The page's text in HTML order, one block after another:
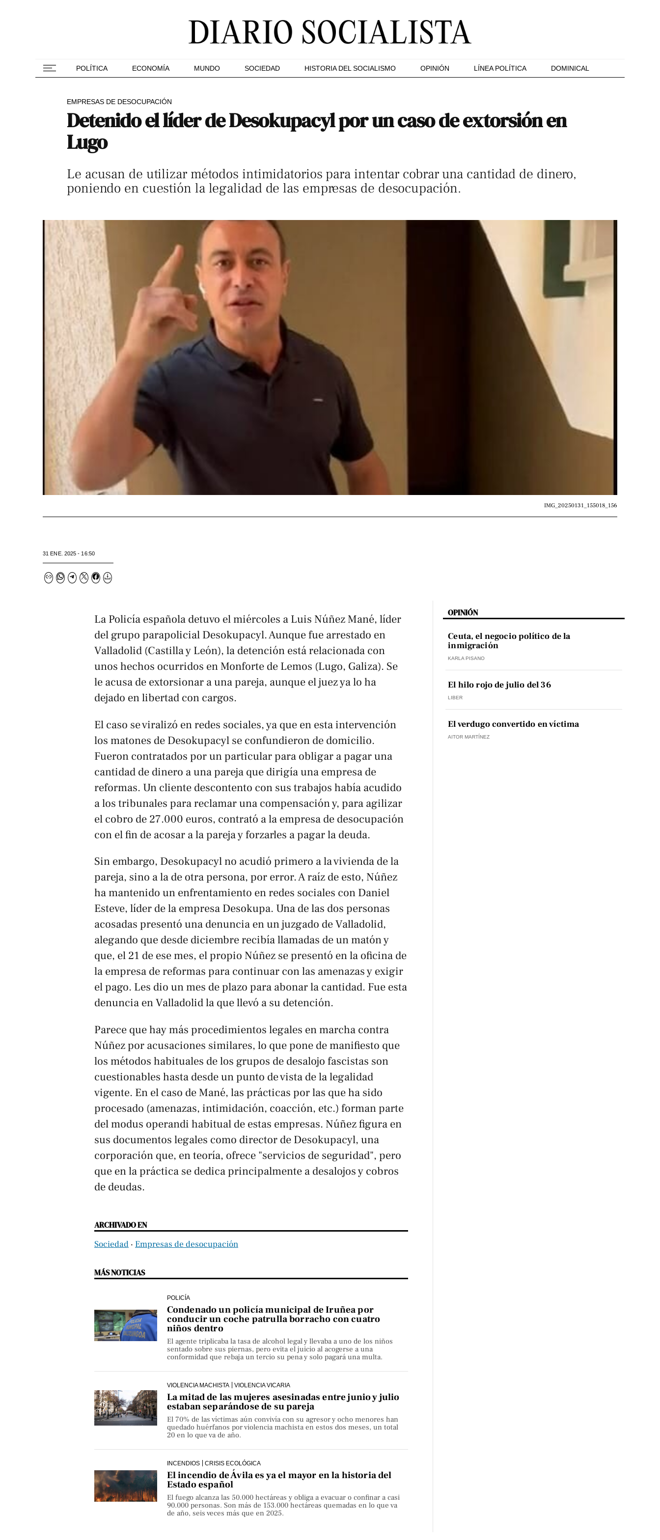
POLÍTICA ECONOMÍA MUNDO SOCIEDAD HISTORIA DEL SOCIALISMO OPINIÓN LÍNEA POLÍTICA DOMINICAL
EMPRESAS DE DESOCUPACIÓN
Detenido el líder de Desokupacyl por un caso de extorsión en
Lugo
Le acusan de utilizar métodos intimidatorios para intentar cobrar una cantidad de dinero,
poniendo en cuestión la legalidad de las empresas de desocupación.
IMG_20250131_155018_156
31 ENE. 2025 - 16:50
La Policía española detuvo el miércoles a Luis Núñez Mané, líder
del grupo parapolicial Desokupacyl. Aunque fue arrestado en
Valladolid (Castilla y León), la detención está relacionada con
unos hechos ocurridos en Monforte de Lemos (Lugo, Galiza). Se
le acusa de extorsionar a una pareja, aunque el juez ya lo ha
dejado en libertad con cargos.
El caso se viralizó en redes sociales, ya que en esta intervención
los matones de Desokupacyl se confundieron de domicilio.
Fueron contratados por un particular para obligar a pagar una
cantidad de dinero a una pareja que dirigía una empresa de
reformas. Un cliente descontento con sus trabajos había acudido
a los tribunales para reclamar una compensación y, para agilizar
el cobro de 27.000 euros, contrató a la empresa de desocupación
con el fin de acosar a la pareja y forzarles a pagar la deuda.
Sin embargo, Desokupacyl no acudió primero a la vivienda de la
pareja, sino a la de otra persona, por error. A raíz de esto, Núñez
ha mantenido un enfrentamiento en redes sociales con Daniel
Esteve, líder de la empresa Desokupa. Una de las dos personas
acosadas presentó una denuncia en un juzgado de Valladolid,
alegando que desde diciembre recibía llamadas de un matón y
que, el 21 de ese mes, el propio Núñez se presentó en la oficina de
la empresa de reformas para continuar con las amenazas y exigir
el pago. Les dio un mes de plazo para abonar la cantidad. Fue esta
denuncia en Valladolid la que llevó a su detención.
Parece que hay más procedimientos legales en marcha contra
Núñez por acusaciones similares, lo que pone de manifiesto que
los métodos habituales de los grupos de desalojo fascistas son
cuestionables hasta desde un punto de vista de la legalidad
vigente. En el caso de Mané, las prácticas por las que ha sido
procesado (amenazas, intimidación, coacción, etc.) forman parte
del modus operandi habitual de estas empresas. Núñez figura en
sus documentos legales como director de Desokupacyl, una
corporación que, en teoría, ofrece "servicios de seguridad", pero
que en la práctica se dedica principalmente a desalojos y cobros
de deudas.
ARCHIVADO EN
Sociedad ‧ Empresas de desocupación
MÁS NOTICIAS
POLICÍA
Condenado un policía municipal de Iruñea por
conducir un coche patrulla borracho con cuatro
niños dentro
El agente triplicaba la tasa de alcohol legal y llevaba a uno de los niños
sentado sobre sus piernas, pero evita el juicio al acogerse a una
conformidad que rebaja un tercio su pena y solo pagará una multa.
VIOLENCIA MACHISTA VIOLENCIA VICARIA
La mitad de las mujeres asesinadas entre junio y julio
estaban separándose de su pareja
El 70% de las víctimas aún convivía con su agresor y ocho menores han
quedado huérfanos por violencia machista en estos dos meses, un total
20 en lo que va de año.
INCENDIOS CRISIS ECOLÓGICA
El incendio de Ávila es ya el mayor en la historia del
Estado español
El fuego alcanza las 50.000 hectáreas y obliga a evacuar o confinar a casi
90.000 personas. Son más de 153.000 hectáreas quemadas en lo que va
de año, seis veces más que en 2025.
OPINIÓN
Ceuta, el negocio político de la
inmigración
KARLA PISANO
El hilo rojo de julio del 36
LIBER
El verdugo convertido en víctima
AITOR MARTÍNEZ